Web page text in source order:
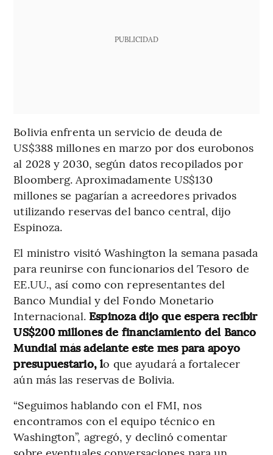
PUBLICIDAD
Bolivia enfrenta un servicio de deuda de
US$388 millones en marzo por dos eurobonos
al 2028 y 2030, según datos recopilados por
Bloomberg. Aproximadamente US$130
millones se pagarían a acreedores privados
utilizando reservas del banco central, dijo
Espinoza.
El ministro visitó Washington la semana pasada
para reunirse con funcionarios del Tesoro de
EE.UU., así como con representantes del
Banco Mundial y del Fondo Monetario
Internacional. Espinoza dijo que espera recibir
US$200 millones de financiamiento del Banco
Mundial más adelante este mes para apoyo
presupuestario, lo que ayudará a fortalecer
aún más las reservas de Bolivia.
“Seguimos hablando con el FMI, nos
encontramos con el equipo técnico en
Washington”, agregó, y declinó comentar